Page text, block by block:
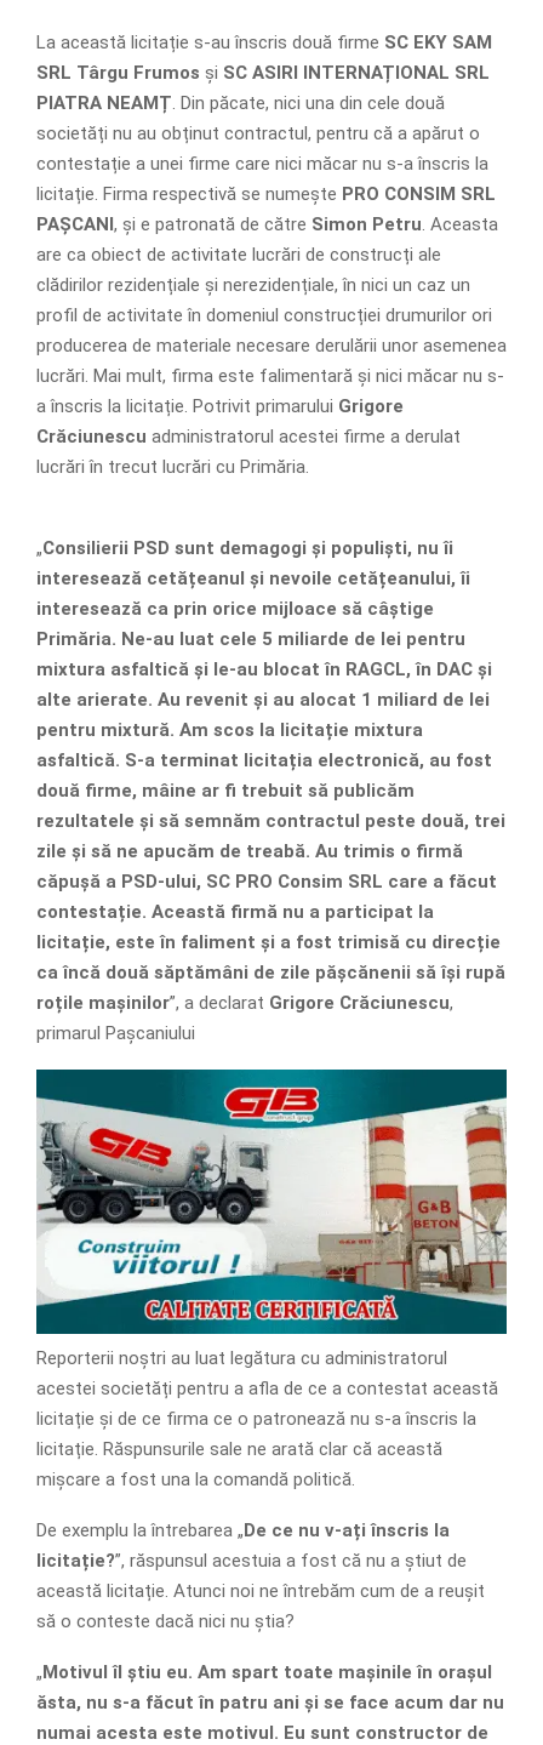
La această licitație s-au înscris două firme SC EKY SAM
SRL Târgu Frumos și SC ASIRI INTERNAȚIONAL SRL
PIATRA NEAMȚ . Din păcate, nici una din cele două
societăți nu au obținut contractul, pentru că a apărut o
contestație a unei firme care nici măcar nu s-a înscris la
licitație. Firma respectivă se numește PRO CONSIM SRL
PAȘCANI, și e patronată de către Simon Petru . Aceasta
are ca obiect de activitate lucrări de construcți ale
clădirilor rezidențiale și nerezidențiale, în nici un caz un
profil de activitate în domeniul construcției drumurilor ori
producerea de materiale necesare derulării unor asemenea
lucrări. Mai mult, firma este falimentară și nici măcar nu s-
a înscris la licitație. Potrivit primarului Grigore
Crăciunescu administratorul acestei firme a derulat
lucrări în trecut lucrări cu Primăria.
„Consilierii PSD sunt demagogi și populiști, nu îi
interesează cetățeanul și nevoile cetățeanului, îi
interesează ca prin orice mijloace să câștige
Primăria. Ne-au luat cele 5 miliarde de lei pentru
mixtura asfaltică și le-au blocat în RAGCL, în DAC și
alte arierate. Au revenit și au alocat 1 miliard de lei
pentru mixtură. Am scos la licitație mixtura
asfaltică. S-a terminat licitația electronică, au fost
două firme, mâine ar fi trebuit să publicăm
rezultatele și să semnăm contractul peste două, trei
zile și să ne apucăm de treabă. Au trimis o firmă
căpușă a PSD-ului, SC PRO Consim SRL care a făcut
contestație. Această firmă nu a participat la
licitație, este în faliment și a fost trimisă cu direcție
ca încă două săptămâni de zile pășcănenii să își rupă
roțile mașinilor”, a declarat Grigore Crăciunescu,
primarul Pașcaniului
Reporterii noștri au luat legătura cu administratorul
acestei societăți pentru a afla de ce a contestat această
licitație și de ce firma ce o patronează nu s-a înscris la
licitație. Răspunsurile sale ne arată clar că această
mișcare a fost una la comandă politică.
De exemplu la întrebarea „De ce nu v-ați înscris la
licitație?”, răspunsul acestuia a fost că nu a știut de
această licitație. Atunci noi ne întrebăm cum de a reușit
să o conteste dacă nici nu știa?
„Motivul îl știu eu. Am spart toate mașinile în orașul
ăsta, nu s-a făcut în patru ani și se face acum dar nu
numai acesta este motivul. Eu sunt constructor de